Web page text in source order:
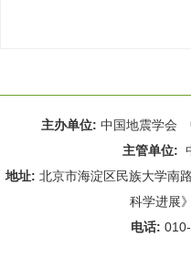
主办单位: 中国地震学会
主管单位:
地址: 北京市海淀区民族大学南
科学进展
电话: